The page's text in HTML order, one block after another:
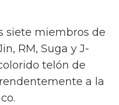
siete miembros de
RM, Suga y J-
telón de
a la